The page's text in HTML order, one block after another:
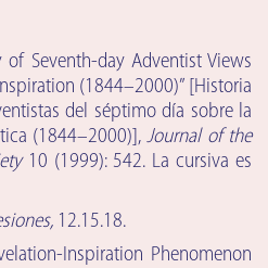
of Seventh-day Adventist Views
(1844–2000)” [Historia
del séptimo día sobre la
(1844–2000)],Journal of the
10 (1999): 542. La cursiva es
12.15.18.
Inspiration Phenomenon